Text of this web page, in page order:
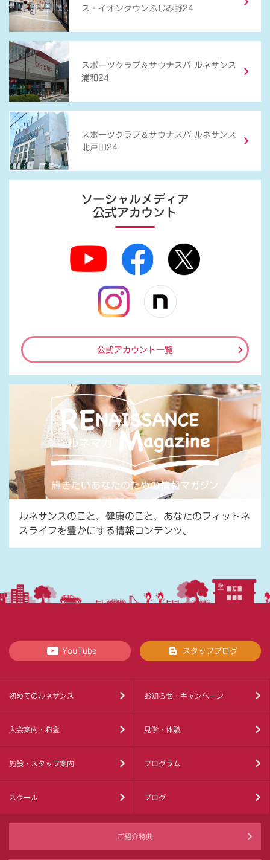
ス・イオンタウンふじみ野24
スポーツクラブ ＆ サウナスパ ルネサンス
浦和24
スポーツクラブ ＆ サウナスパ ルネサンス
北戸田24
ソーシャルメディア
公式アカウント
公式アカウント一覧
ルネサンスのこと、健康のこと、あなたのフィットネ
スライフを豊かにする情報コンテンツ。
YouTube スタッフブログ
初めてのルネサンス お知らせ・キャンペーン
入会案内・料金 見学・体験
施設・スタッフ案内 プログラム
スクール ブログ
ご紹介特典